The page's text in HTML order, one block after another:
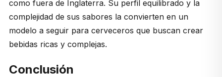
como fuera de Inglaterra. Su perfil equilibrado y la
complejidad de sus sabores la convierten en un
modelo a seguir para cerveceros que buscan crear
bebidas ricas y complejas.
Conclusión